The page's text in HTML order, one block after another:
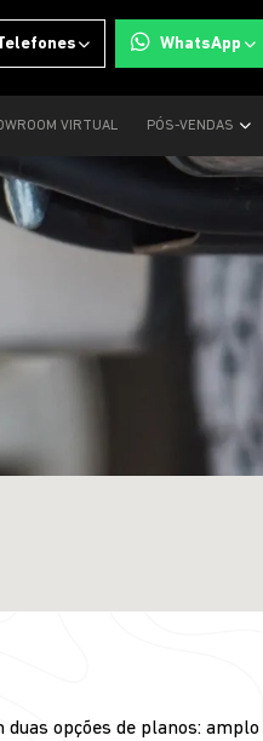
WhatsApp
VIRTUAL PÓS-VENDAS
opções de planos: